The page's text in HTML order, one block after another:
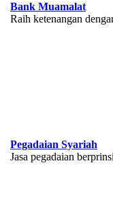
Bank Muamalat
Raih ketenangan
Pegadaian Syariah
Jasa pegadaian